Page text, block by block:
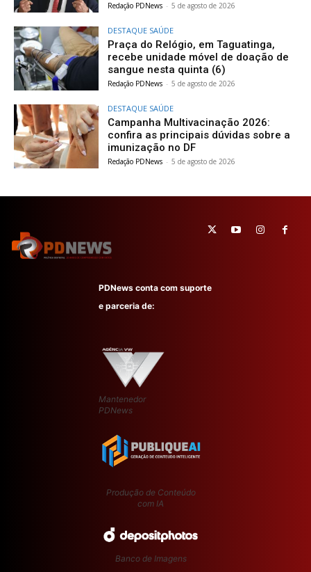
Redação PDNews - 5 de agosto de 2026
DESTAQUE SAÚDE
Praça do Relógio, em Taguatinga,
recebe unidade móvel de doação de
sangue nesta quinta (6)
Redação PDNews - 5 de agosto de 2026
DESTAQUE SAÚDE
Campanha Multivacinação 2026:
confira as principais dúvidas sobre a
imunização no DF
Redação PDNews - 5 de agosto de 2026
PDNews conta com suporte
e parceria de:
Mantenedor
PDNews
Produção de Conteúdo
com IA
Banco de Imagens